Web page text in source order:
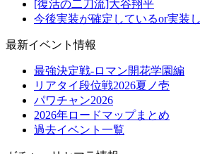
[復活の二刀流]大谷翔平
今後実装が確定しているor実装
最新イベント情報
最強決定戦-ロマン開花学園編
リアタイ段位戦2026夏ノ壱
パワチャン2026
2026年ロードマップまとめ
過去イベント一覧